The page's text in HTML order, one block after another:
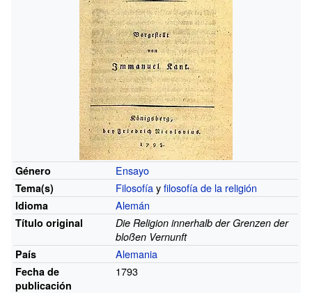
Género Ensayo
Tema(s) Filosofíayfilosofía de la religión
Idioma Alemán
Título original
Die Religion innerhalb der Grenzen der
bloßen Vernunft
País
Alemania
Fecha de
publicación
1793